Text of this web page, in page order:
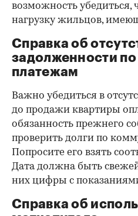
возможность убедиться,
нагрузку жильцов,
Справка об
задолженности
платежам
Важно убедиться в
до продажи квартиры
обязанность прежнего
проверить долги по
Попросите его взять
Дата должна быть
них цифры с
Справка об